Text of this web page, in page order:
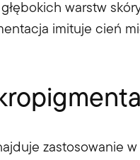
warstw
imituje cień
zastosowanie